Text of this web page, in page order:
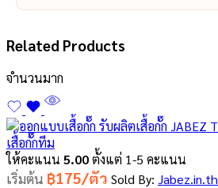
Related Products
จำนวนมาก
เสื้อกั๊กทีม
ให้คะแนน 5.00ตั้งแต่ 1-5 คะแนน
เริ่มต้น ฿175/ตัว Sold By: Jabez.in.th